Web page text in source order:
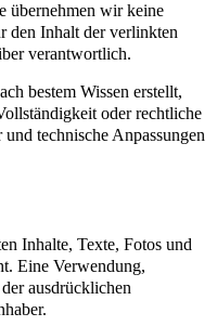
übernehmen wir keine
den Inhalt der verlinkten
verantwortlich.
bestem Wissen erstellt,
oder rechtliche
technische Anpassungen
Inhalte, Texte, Fotos und
Eine Verwendung,
ausdrücklichen